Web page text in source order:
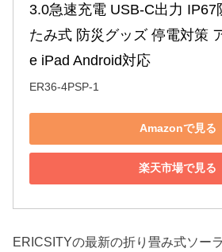
3.0急速充電 USB-C出力 IP67
たみ式 防災グッズ 停電対策
e iPad Android対応
ER36-4PSP-1
Amazonで見る
楽天市場で見る
ERICSITYの最新の折り畳み式ソー